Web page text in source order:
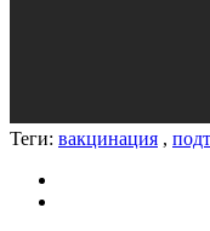
Теги: вакцинация ,